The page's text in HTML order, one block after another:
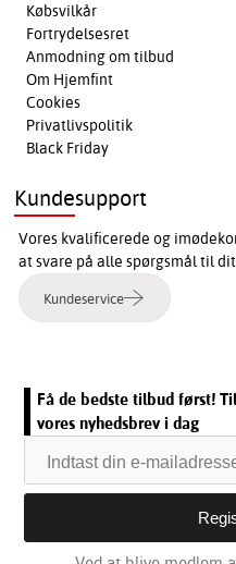
Købsvilkår
Fortrydelsesret
Anmodning om tilbud
Om Hjemfint
Cookies
Privatlivspolitik
Black Friday
Kundesupport
Vores kvalificerede og
at svare på alle spørgsmål til
Kundeservice
Få de bedste tilbud først!
vores nyhedsbrev i dag